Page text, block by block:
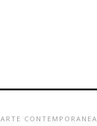
ARTE CONTEMPORANEA